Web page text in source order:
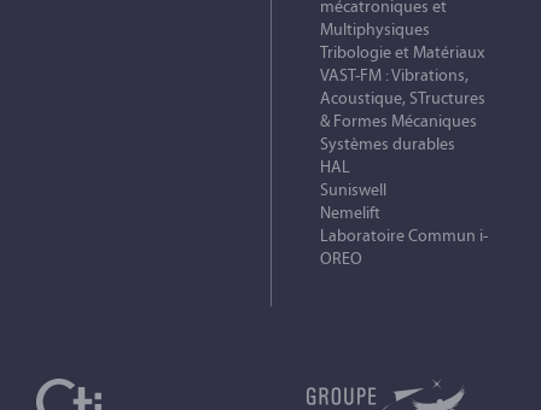
mécatroniques et
Multiphysiques
Tribologie et Matériaux
VAST-FM : Vibrations,
Acoustique, STructures
& Formes Mécaniques
Systèmes durables
HAL
Suniswell
Nemelift
Laboratoire Commun i-
OREO